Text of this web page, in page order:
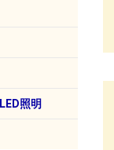
）
リング
照明